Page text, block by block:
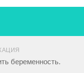
беременность.